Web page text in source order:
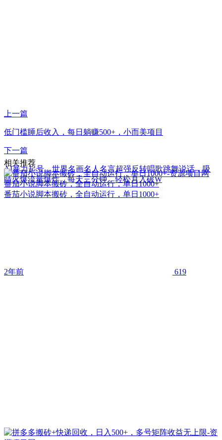
上一篇
低门槛睡后收入，每日躺赚500+，小而美项目
下一篇
AI暴力起号，世界名画名人名言超强反转唱歌跳舞说话，吸
睛火爆流量爆炸，每天三分钟，轻松月入破W
相关推荐
番茄小说脚本搬砖，全自动运行，单日1000+
番茄小说脚本搬砖，全自动运行，单日1000+
2年前 619